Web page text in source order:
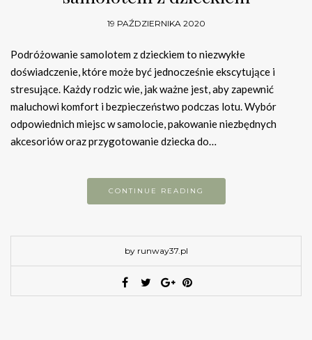
19 PAŹDZIERNIKA 2020
Podróżowanie samolotem z dzieckiem to niezwykłe
doświadczenie, które może być jednocześnie ekscytujące i
stresujące. Każdy rodzic wie, jak ważne jest, aby zapewnić
maluchowi komfort i bezpieczeństwo podczas lotu. Wybór
odpowiednich miejsc w samolocie, pakowanie niezbędnych
akcesoriów oraz przygotowanie dziecka do…
CONTINUE READING
by runway37.pl